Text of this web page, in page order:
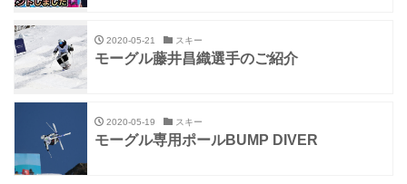
2020-05-21 スキー
モーグル藤井昌織選手のご紹介
2020-05-19 スキー
モーグル専用ポールBUMP DIVER